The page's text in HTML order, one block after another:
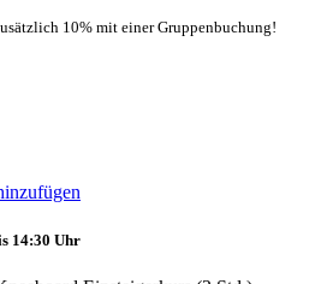
10% mit einer Gruppenbuchung!
14:30 Uhr